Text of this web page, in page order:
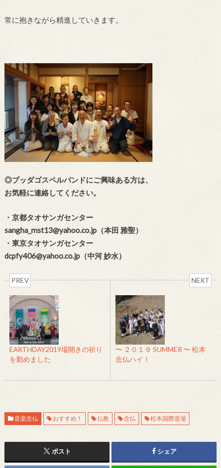
常に抱きながら精進していきます。
◎ブッダゴスペルバンドにご興味ある方は、
お気軽に連絡してください。
・京都タオサンガセンター
sangha_mst13@yahoo.co.jp（本田 雅聖）
・東京タオサンガセンター
dcpfy406@yahoo.co.jp（中河 妙水）
PREV
EARTHDAY2019場開きの祈り
を勤めました
NEXT
〜 ２０１９ SUMMER 〜 松本
念仏ハイ！
音楽念仏 おすすめ！ 仏教 念仏 松本国際道場
ポスト シェア